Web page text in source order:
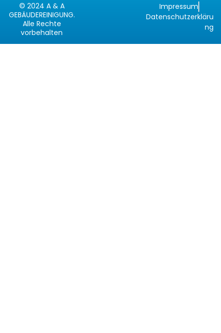
© 2024 A & A
GEBÄUDEREINIGUNG.
Alle Rechte
vorbehalten
Impressum
Datenschutzerkläru
ng